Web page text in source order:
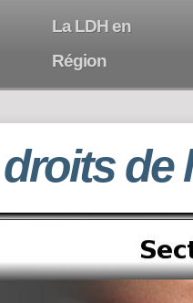
La LDH en
Région
de